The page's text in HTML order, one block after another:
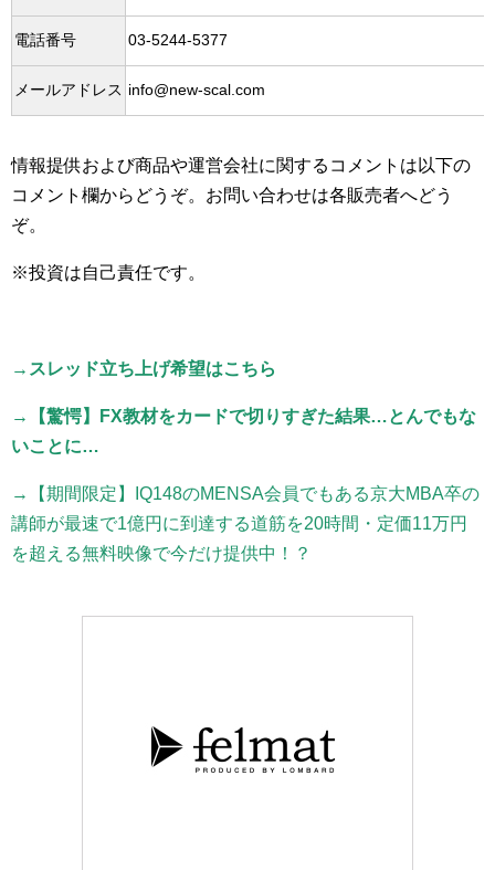
電話番号 03-5244-5377
メールアドレス info@new-scal.com
情報提供および商品や運営会社に関するコメントは以下の
コメント欄からどうぞ。お問い合わせは各販売者へどう
ぞ。
※投資は自己責任です。
→スレッド立ち上げ希望はこちら
→【驚愕】FX教材をカードで切りすぎた結果…とんでもな
いことに…
→【期間限定】IQ148のMENSA会員でもある京大MBA卒の
講師が最速で1億円に到達する道筋を20時間・定価11万円
を超える無料映像で今だけ提供中！？